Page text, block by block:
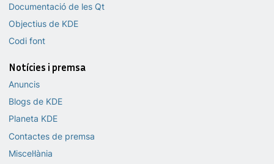
Documentació de les Qt
Objectius de KDE
Codi font
Notícies i premsa
Anuncis
Blogs de KDE
Planeta KDE
Contactes de premsa
Miscel·lània